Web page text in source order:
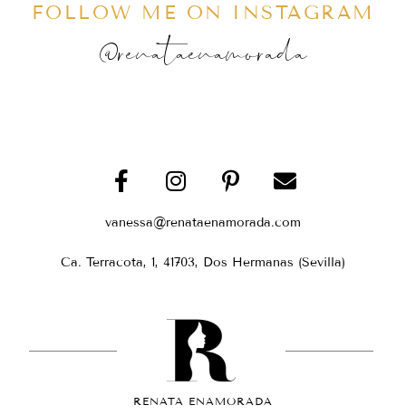
FOLLOW ME ON INSTAGRAM
@renataenamorada
vanessa@renataenamorada.com
Ca. Terracota, 1, 41703, Dos Hermanas (Sevilla)
RENATA ENAMORADA